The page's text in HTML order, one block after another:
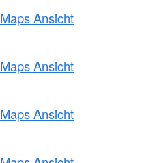
Ansicht
Ansicht
Ansicht